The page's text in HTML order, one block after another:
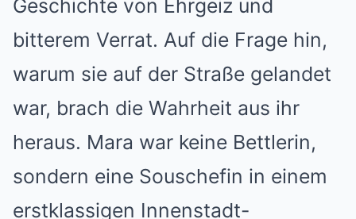
Geschichte von Ehrgeiz und
bitterem Verrat. Auf die Frage hin,
warum sie auf der Straße gelandet
war, brach die Wahrheit aus ihr
heraus. Mara war keine Bettlerin,
sondern eine Souschefin in einem
erstklassigen Innenstadt-